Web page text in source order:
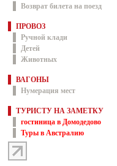
Возврат билета на поезд
ПРОВОЗ
Ручной клади
Детей
Животных
ВАГОНЫ
Нумерация мест
ТУРИСТУ НА ЗАМЕТКУ
гостиница в Домодедово
Туры в Австралию